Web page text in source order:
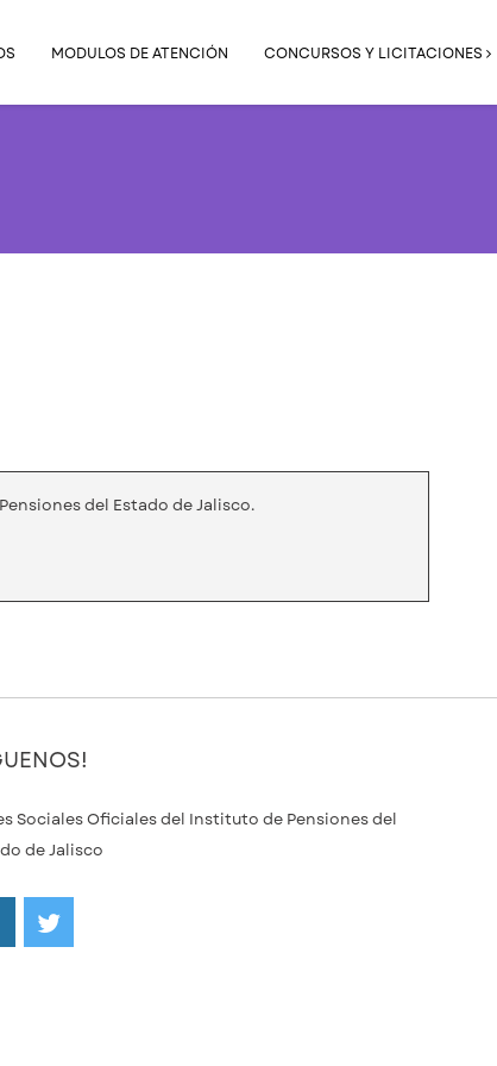
MODULOS DE ATENCIÓN CONCURSOS Y LICITACIONES
del Estado de Jalisco.
Sociales Oficiales del Instituto de Pensiones del
de Jalisco